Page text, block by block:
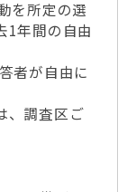
を所定の選
1年間の自由
者が自由に
、調査区ご